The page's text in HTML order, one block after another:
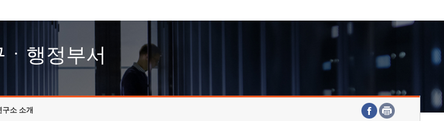
리
현황
호남권연구본부
연구원 고객헌장
주요업무연락처
ㆍ행정부서
구소 소개